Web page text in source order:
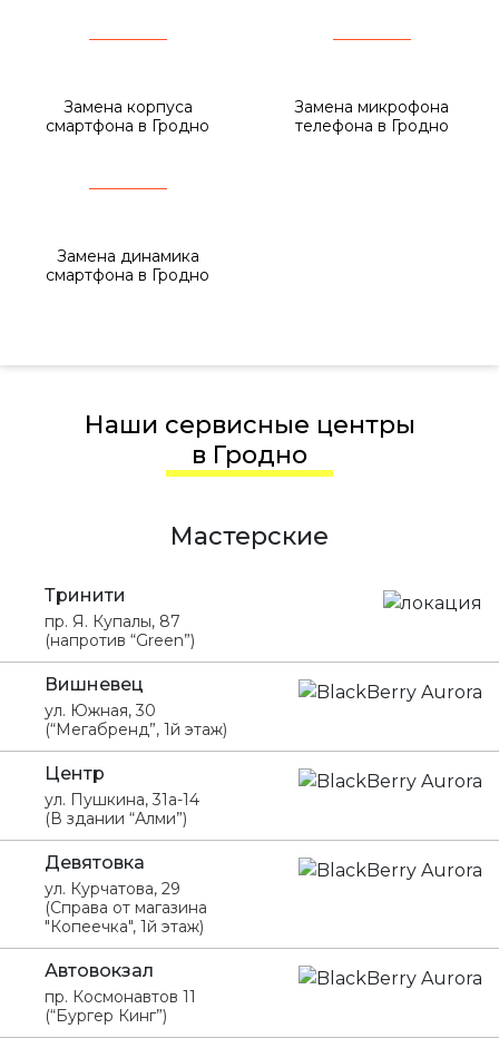
Замена корпуса
смартфона в Гродно
Замена микрофона
телефона в Гродно
Замена динамика
смартфона в Гродно
Наши сервисные центры
в Гродно
Мастерские
Тринити
пр. Я. Купалы, 87
(напротив “Green”)
Вишневец
ул. Южная, 30
(“Мегабренд”, 1й этаж)
Центр
ул. Пушкина, 31а-14
(В здании “Алми”)
Девятовка
ул. Курчатова, 29
(Справа от магазина
"Копеечка", 1й этаж)
Автовокзал
пр. Космонавтов 11
(“Бургер Кинг”)